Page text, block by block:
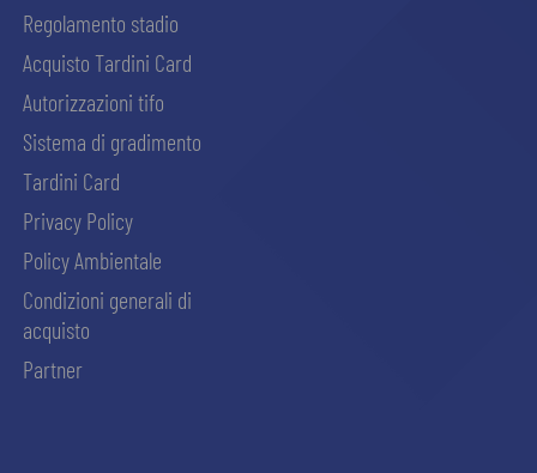
Regolamento stadio
Acquisto Tardini Card
Autorizzazioni tifo
Sistema di gradimento
Tardini Card
Privacy Policy
Policy Ambientale
Condizioni generali di
acquisto
Partner